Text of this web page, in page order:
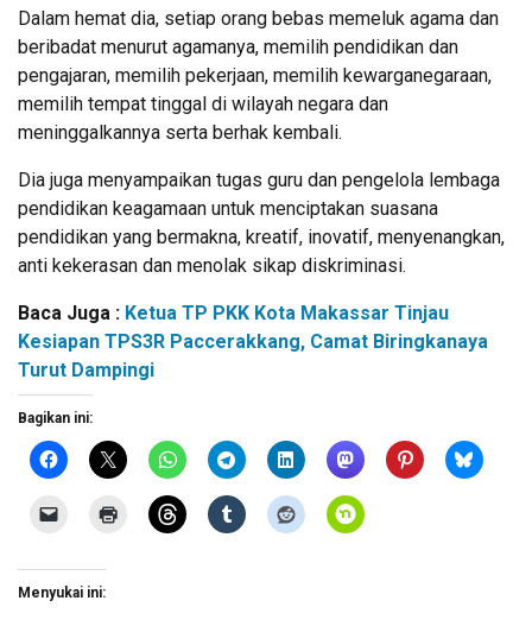
Dalam hemat dia, setiap orang bebas memeluk agama dan
beribadat menurut agamanya, memilih pendidikan dan
pengajaran, memilih pekerjaan, memilih kewarganegaraan,
memilih tempat tinggal di wilayah negara dan
meninggalkannya serta berhak kembali.
Dia juga menyampaikan tugas guru dan pengelola lembaga
pendidikan keagamaan untuk menciptakan suasana
pendidikan yang bermakna, kreatif, inovatif, menyenangkan,
anti kekerasan dan menolak sikap diskriminasi.
Baca Juga : Ketua TP PKK Kota Makassar Tinjau
Kesiapan TPS3R Paccerakkang, Camat Biringkanaya
Turut Dampingi
Bagikan ini:
Menyukai ini: